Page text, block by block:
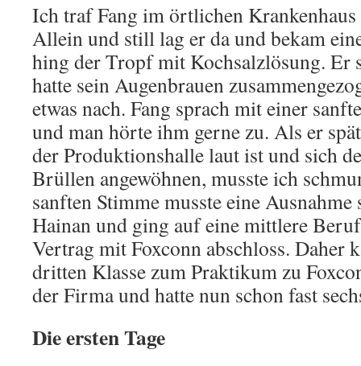
Ich traf Fang im örtlichen
Allein und still lag er da und bekam
hing der Tropf mit Kochsalzlösung. Er
hatte sein Augenbrauen
etwas nach. Fang sprach mit einer
und man hörte ihm gerne zu. Als er
der Produktionshalle laut ist und sich
Brüllen angewöhnen, musste ich
sanften Stimme musste eine
Hainan und ging auf eine mittlere
Vertrag mit Foxconn abschloss. Daher
dritten Klasse zum Praktikum zu
der Firma und hatte nun schon fast
Die ersten Tage